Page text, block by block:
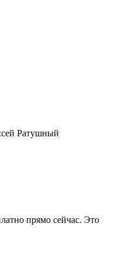
Ратушный
прямо сейчас. Это